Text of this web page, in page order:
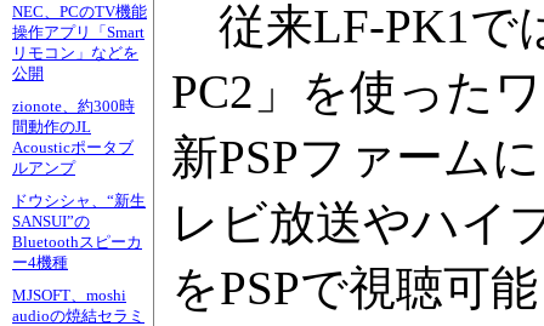
NEC、PCのTV機能
操作アプリ「Smart
リモコン」などを
公開
zionote、約300時
間動作のJL
Acousticポータブ
ルアンプ
ドウシシャ、“新生
SANSUI”の
Bluetoothスピーカ
ー4機種
MJSOFT、moshi
audioの焼結セラミ
従来LF-PK1で
PC2」を使った
新PSPファーム
レビ放送やハイ
をPSPで視聴可